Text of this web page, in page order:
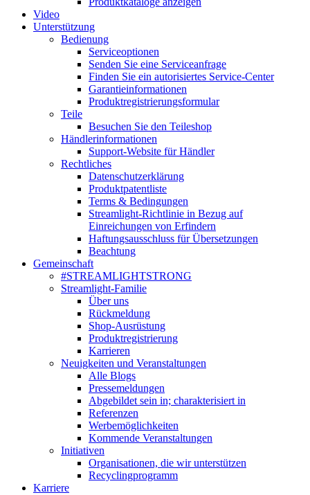
Video
Unterstützung
Bedienung
Serviceoptionen
Senden Sie eine Serviceanfrage
Finden Sie ein autorisiertes Service-Center
Garantieinformationen
Produktregistrierungsformular
Teile
Besuchen Sie den Teileshop
Händlerinformationen
Support-Website für Händler
Rechtliches
Datenschutzerklärung
Produktpatentliste
Terms & Bedingungen
Streamlight-Richtlinie in Bezug auf
Einreichungen von Erfindern
Haftungsausschluss für Übersetzungen
Beachtung
Gemeinschaft
#STREAMLIGHTSTRONG
Streamlight-Familie
Über uns
Rückmeldung
Shop-Ausrüstung
Produktregistrierung
Karrieren
Neuigkeiten und Veranstaltungen
Alle Blogs
Pressemeldungen
Abgebildet sein in; charakterisiert in
Referenzen
Werbemöglichkeiten
Kommende Veranstaltungen
Initiativen
Organisationen, die wir unterstützen
Recyclingprogramm
Karriere